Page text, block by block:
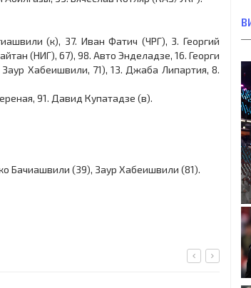
(к), 37. Иван Фатич (ЧРГ), 3. Георгий
(НИГ), 67), 98. Авто Энделадзе, 16. Георги
Хабеишвили, 71), 13. Джаба Липартия, 8.
91. Давид Купатадзе (в).
Бачиашвили (39), Заур Хабеишвили (81).